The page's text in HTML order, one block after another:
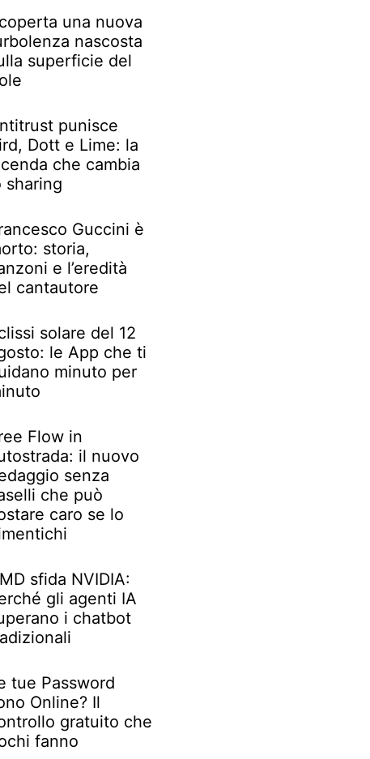
una nuova
nascosta
superficie del
punisce
Dott e Lime: la
che cambia
sharing
Guccini è
storia,
e l’eredità
cantautore
solare del 12
le App che ti
minuto per
Flow in
il nuovo
senza
che può
caro se lo
sfida NVIDIA:
gli agenti IA
i chatbot
tue Password
Online? Il
gratuito che
fanno